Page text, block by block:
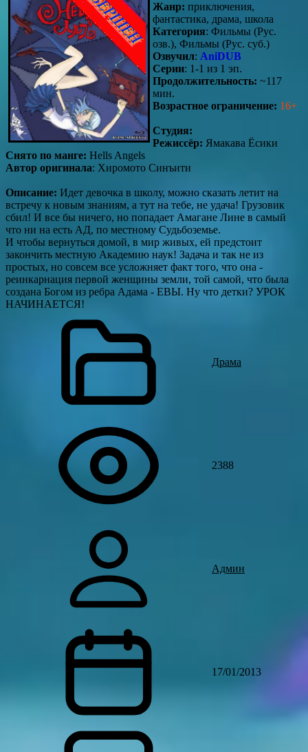
Жанр: приключения,
фантастика, драма, школа
Категория: Фильмы (Рус.
озв.), Фильмы (Рус. суб.)
Озвучил: AniDUB
Серии: 1-1 из 1 эп.
Продолжительность: ~117
мин.
Возрастное ограничение: 16+
Студия:
Режиссёр: Ямакава Ёсики
Снято по манге: Hells Angels
Автор оригинала: Хиромото Синъити
Описание: Идет девочка в школу, можно сказать летит на
встречу к новым знаниям, а тут на тебе, не удача! Грузовик
сбил! И все бы ничего, но попадает Амагане Лине в самый
что ни на есть АД, по местному Судьбоземье.
И чтобы вернуться домой, в мир живых, ей предстоит
закончить местную Академию наук! Задача и так не из
простых, но совсем все усложняет факт того, что она -
реинкарнация первой женщины земли, той самой, что была
создана Богом из ребра Адама - ЕВЫ. Ну что детки? УРОК
НАЧИНАЕТСЯ!
Драма
2388
Админ
17/01/2013